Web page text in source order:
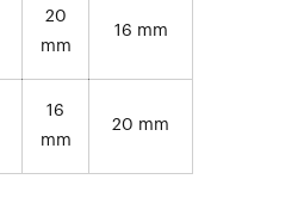
20
mm
16 mm
16
mm
20 mm